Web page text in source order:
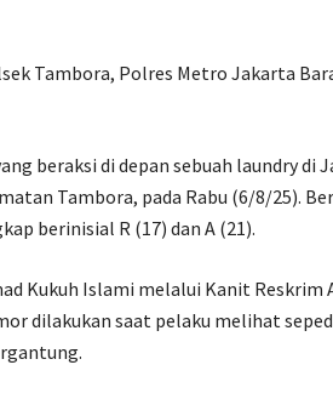
Tambora, Polres Metro Jakarta
beraksi di depan sebuah laundry di
Tambora, pada Rabu (6/8/25).
berinisial R (17) dan A (21).
Kukuh Islami melalui Kanit Reskrim
dilakukan saat pelaku melihat